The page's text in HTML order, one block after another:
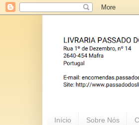
Início Sobre Nós